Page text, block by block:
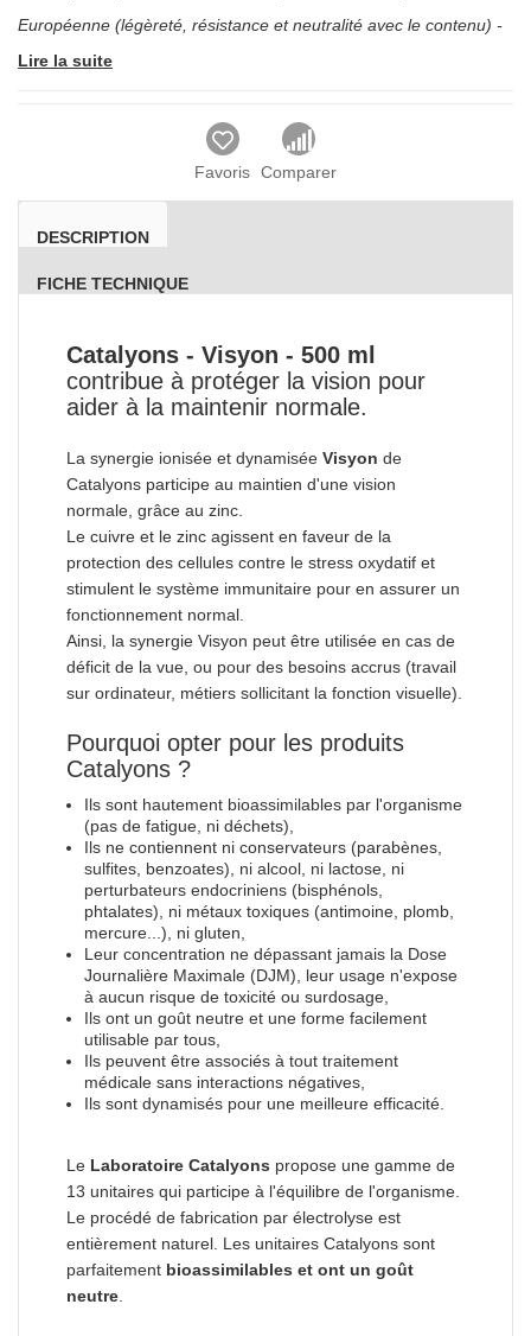
Européenne (légèreté, résistance et neutralité avec le contenu) -
Lire la suite
Favoris Comparer
DESCRIPTION
FICHE TECHNIQUE
Catalyons - Visyon - 500 ml
contribue à protéger la vision pour
aider à la maintenir normale.
La synergie ionisée et dynamisée Visyon de
Catalyons participe au maintien d'une vision
normale, grâce au zinc.
Le cuivre et le zinc agissent en faveur de la
protection des cellules contre le stress oxydatif et
stimulent le système immunitaire pour en assurer un
fonctionnement normal.
Ainsi, la synergie Visyon peut être utilisée en cas de
déficit de la vue, ou pour des besoins accrus (travail
sur ordinateur, métiers sollicitant la fonction visuelle).
Pourquoi opter pour les produits
Catalyons ?
Ils sont hautement bioassimilables par l'organisme
(pas de fatigue, ni déchets),
Ils ne contiennent ni conservateurs (parabènes,
sulfites, benzoates), ni alcool, ni lactose, ni
perturbateurs endocriniens (bisphénols,
phtalates), ni métaux toxiques (antimoine, plomb,
mercure...), ni gluten,
Leur concentration ne dépassant jamais la Dose
Journalière Maximale (DJM), leur usage n'expose
à aucun risque de toxicité ou surdosage,
Ils ont un goût neutre et une forme facilement
utilisable par tous,
Ils peuvent être associés à tout traitement
médicale sans interactions négatives,
Ils sont dynamisés pour une meilleure efficacité.
Le Laboratoire Catalyons propose une gamme de
13 unitaires qui participe à l'équilibre de l'organisme.
Le procédé de fabrication par électrolyse est
entièrement naturel. Les unitaires Catalyons sont
parfaitement bioassimilables et ont un goût
neutre